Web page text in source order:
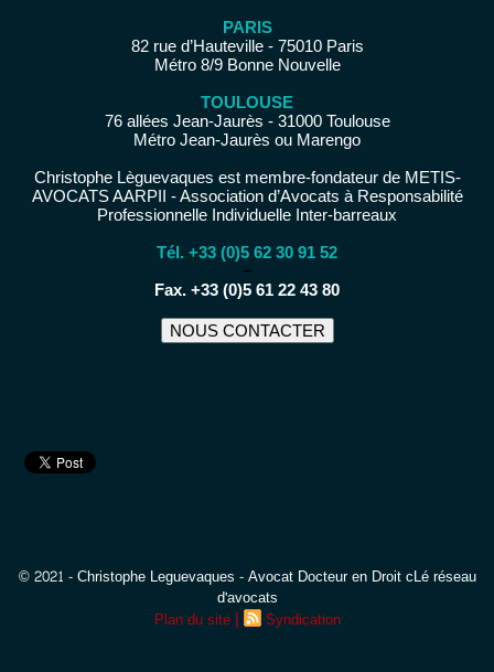
PARIS
82 rue d’Hauteville - 75010 Paris
Métro 8/9 Bonne Nouvelle
TOULOUSE
76 allées Jean-Jaurès - 31000 Toulouse
Métro Jean-Jaurès ou Marengo
Christophe Lèguevaques est membre-fondateur de METIS-
AVOCATS AARPII - Association d’Avocats à Responsabilité
Professionnelle Individuelle Inter-barreaux
Tél. +33 (0)5 62 30 91 52
−
Fax. +33 (0)5 61 22 43 80
NOUS CONTACTER
© 2021 - Christophe Leguevaques - Avocat Docteur en Droit cLé réseau
d'avocats
Plan du site | Syndication